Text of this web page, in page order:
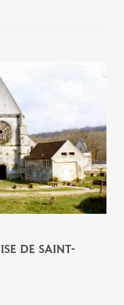
DE SAINT-